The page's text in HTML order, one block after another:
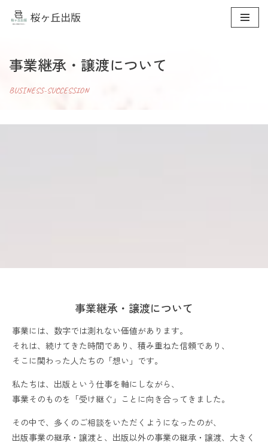
テ
ツ
ス
事業継承・譲渡について
BUSINESS-SUCCESSION
事業継承・譲渡について
事業には、数字では測れない価値があります。
それは、続けてきた時間であり、積み重ねた信頼であり、
そこに関わった人たちの「想い」です。
私たちは、出版という仕事を軸にしながら、
事業そのものを「受け継ぐ」ことに向き合ってきました。
その中で、多くのご相談をいただくようになったのが、
出版事業の継承・譲渡と、出版以外の事業の継承・譲渡、大きく